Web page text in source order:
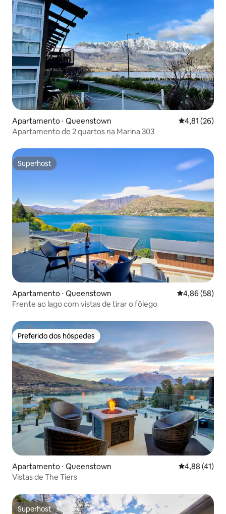
Apartamento ⋅ Queenstown 4,81 de uma
4,81 (26)
Apartamento de 2 quartos na Marina 303
Superhost
Superhost
Apartamento ⋅ Queenstown 4,86 de uma
4,86 (58)
Frente ao lago com vistas de tirar o fôlego
Preferido dos hóspedes
Preferido dos hóspedes
Apartamento ⋅ Queenstown 4,88 de uma
4,88 (41)
Vistas de The Tiers
Superhost